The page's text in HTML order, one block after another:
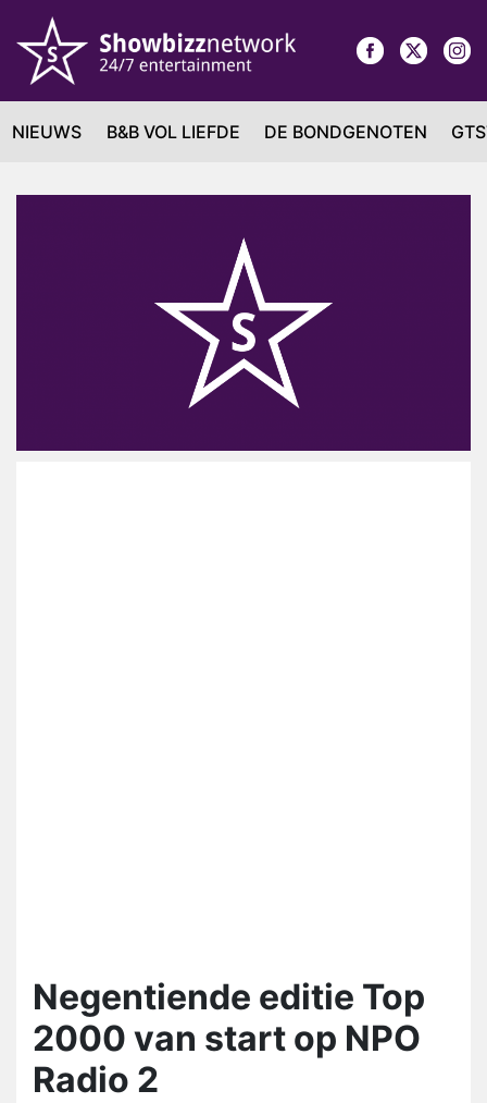
NIEUWS B&B VOL LIEFDE DE BONDGENOTEN
Negentiende editie Top
2000 van start op NPO
Radio 2